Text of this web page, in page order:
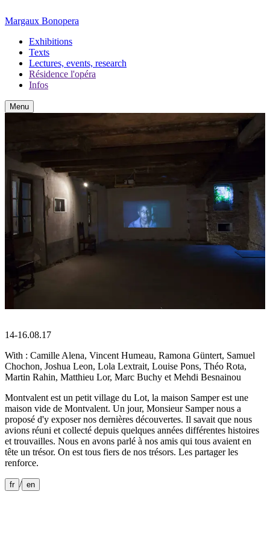
Margaux Bonopera
Exhibitions
Texts
Lectures, events, research
Résidence l'opéra
Infos
Menu
14-16.08.17
With : Camille Alena, Vincent Humeau, Ramona Güntert, Samuel
Chochon, Joshua Leon, Lola Lextrait, Louise Pons, Théo Rota,
Martin Rahin, Matthieu Lor, Marc Buchy et Mehdi Besnainou
Montvalent est un petit village du Lot, la maison Samper est une
maison vide de Montvalent. Un jour, Monsieur Samper nous a
proposé d'y exposer nos dernières découvertes. Il savait que nous
avions réuni et collecté depuis quelques années différentes histoires
et trouvailles. Nous en avons parlé à nos amis qui tous avaient en
tête un trésor. On est tous fiers de nos trésors. Les partager les
renforce.
fr / en